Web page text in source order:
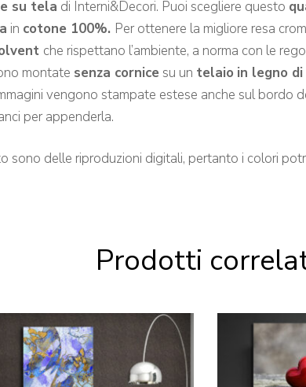
su tela di Interni&Decori. Puoi scegliere questo
in cotone 100%. Per ottenere la migliore resa
che rispettano l’ambiente, a norma con le
montate senza cornice su un telaio in legno
vengono stampate estese anche sul bordo
per appenderla.
sono delle riproduzioni digitali, pertanto i colori
Prodotti